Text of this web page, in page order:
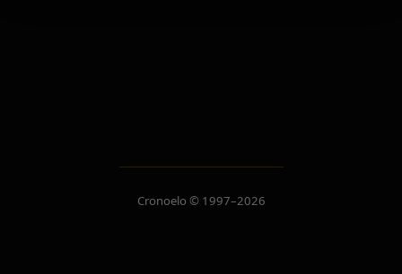
Cronoelo © 1997–2026